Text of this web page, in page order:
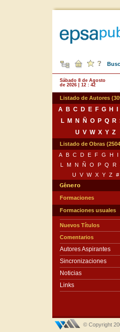
Sábado 8 de Agosto
de 2026 | 12 : 42
Listado de Autores
A B C D E F G H
L
M N Ñ O P Q R
U V W X Y Z
Listado de Obras
A
B C D E F G H I
L
M N Ñ O P Q R
U
V W X Y Z #
Formaciones
Formaciones usuales
Nuevos Títulos
Comentarios
Autores Aspirantes
Sincronizaciones
Noticias
Links
© Copyright